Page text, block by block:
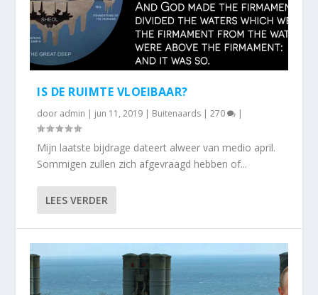
IS DE RUIMTE VLOEIBAAR?
door admin | jun 11, 2019 | Buitenaards |270 |
Mijn laatste bijdrage dateert alweer van medio april.
Sommigen zullen zich afgevraagd hebben of...
LEES VERDER